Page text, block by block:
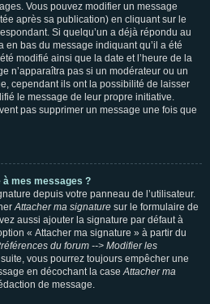
Vous pouvez modifier un message
après sa publication) en cliquant sur le
Si quelqu’un a déjà répondu au
en bas du message indiquant qu’il a été
modifié ainsi que la date et l’heure de la
n’apparaîtra pas si un modérateur ou un
cependant ils ont la possibilité de laisser
le message de leur propre initiative.
pas supprimer un message une fois que
mes messages ?
depuis votre panneau de l’utilisateur.
Attacher ma signature sur le formulaire de
aussi ajouter la signature par défaut à
« Attacher ma signature » à partir du
du forum --> Modifier les
vous pourrez toujours empêcher une
en décochant la caseAttacher ma
de message.